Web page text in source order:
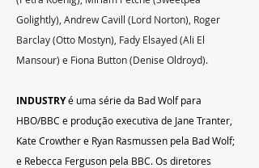
Golightly), Andrew Cavill (Lord Norton), Roger
Barclay (Otto Mostyn), Fady Elsayed (Ali El
Mansour) e Fiona Button (Denise Oldroyd).
INDUSTRY é uma série da Bad Wolf para
HBO/BBC e produção executiva de Jane Tranter,
Kate Crowther e Ryan Rasmussen pela Bad Wolf;
e Rebecca Ferguson pela BBC. Os diretores